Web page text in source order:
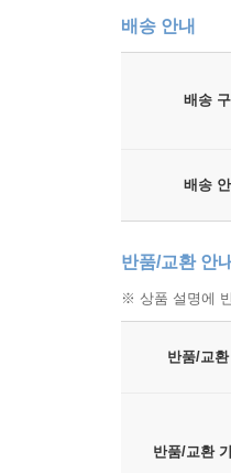
배송 안내
배송
배송
반품/교환 안내
※ 상품 설명에
반품/교환
반품/교환